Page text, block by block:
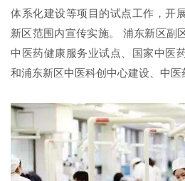
体系化建设等项目的试点工作，开
新区范围内宣传实施。 浦东新区副
中医药健康服务业试点、国家中医
和浦东新区中医科创中心建设、中医